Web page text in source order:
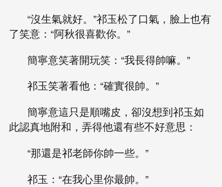
“沒生氣就好。”祁玉松了口氣，臉上也有
了笑意：“阿秋很喜歡你。”
簡寧意笑著開玩笑：“我長得帥嘛。”
祁玉笑著看他：“確實很帥。”
簡寧意這只是順嘴皮，卻沒想到祁玉如
此認真地附和，弄得他還有些不好意思：
“那還是祁老師你帥一些。”
祁玉：“在我心里你最帥。”